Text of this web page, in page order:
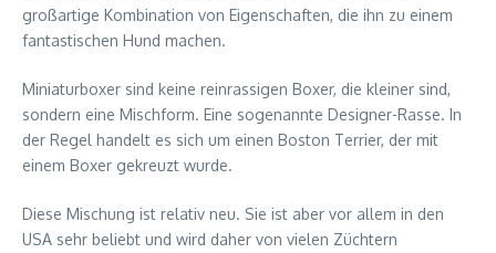
großartige Kombination von Eigenschaften, die ihn zu einem
fantastischen Hund machen.
Miniaturboxer sind keine reinrassigen Boxer, die kleiner sind,
sondern eine Mischform. Eine sogenannte Designer-Rasse. In
der Regel handelt es sich um einen Boston Terrier, der mit
einem Boxer gekreuzt wurde.
Diese Mischung ist relativ neu. Sie ist aber vor allem in den
USA sehr beliebt und wird daher von vielen Züchtern